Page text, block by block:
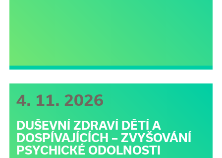
4. 11. 2026
DUŠEVNÍ ZDRAVÍ DĚTÍ A
DOSPÍVAJÍCÍCH – ZVYŠOVÁNÍ
PSYCHICKÉ ODOLNOSTI